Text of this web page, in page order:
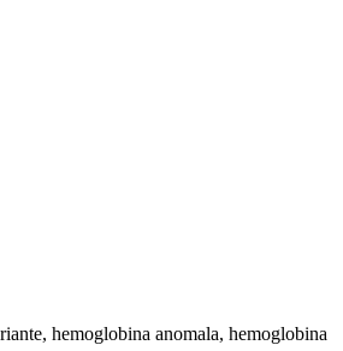
hemoglobina anomala, hemoglobina